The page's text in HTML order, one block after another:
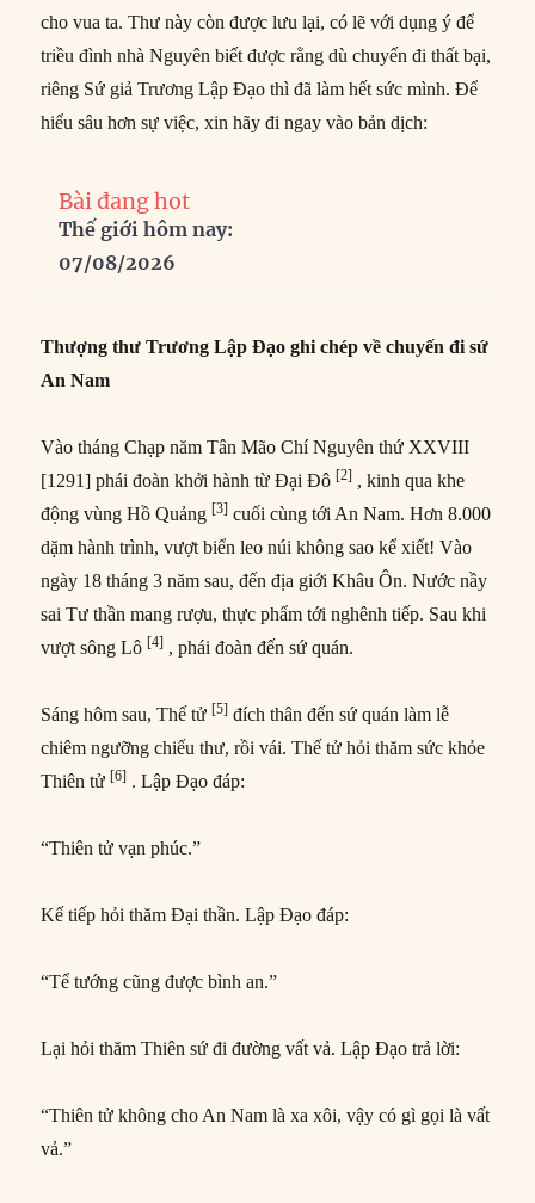
cho vua ta. Thư này còn được lưu lại, có lẽ với dụng ý để
triều đình nhà Nguyên biết được rằng dù chuyến đi thất bại,
riêng Sứ giả Trương Lập Đạo thì đã làm hết sức mình. Để
hiểu sâu hơn sự việc, xin hãy đi ngay vào bản dịch:
Bài đang hot
Thế giới hôm nay:
07/08/2026
Thượng thư Trương Lập Đạo ghi chép về chuyến đi sứ
An Nam
Vào tháng Chạp năm Tân Mão Chí Nguyên thứ XXVIII
[1291] phái đoàn khởi hành từ Đại Đô[2] , kinh qua khe
động vùng Hồ Quảng[3] cuối cùng tới An Nam. Hơn 8.000
dặm hành trình, vượt biển leo núi không sao kể xiết! Vào
ngày 18 tháng 3 năm sau, đến địa giới Khâu Ôn. Nước nầy
sai Tư thần mang rượu, thực phẩm tới nghênh tiếp. Sau khi
vượt sông Lô[4] , phái đoàn đến sứ quán.
Sáng hôm sau, Thế tử[5] đích thân đến sứ quán làm lễ
chiêm ngưỡng chiếu thư, rồi vái. Thế tử hỏi thăm sức khỏe
Thiên tử[6] . Lập Đạo đáp:
“Thiên tử vạn phúc.”
Kế tiếp hỏi thăm Đại thần. Lập Đạo đáp:
“Tể tướng cũng được bình an.”
Lại hỏi thăm Thiên sứ đi đường vất vả. Lập Đạo trả lời:
“Thiên tử không cho An Nam là xa xôi, vậy có gì gọi là vất
vả.”